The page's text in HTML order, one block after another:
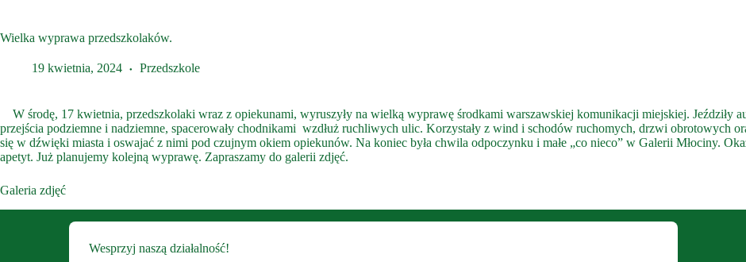
Wielka wyprawa przedszkolaków.
19 kwietnia, 2024 Przedszkole
W środę, 17 kwietnia, przedszkolaki wraz z opiekunami, wyruszyły na wielką wyprawę środkami warszawskiej komunikacji miejskiej. Jeździły
przejścia podziemne i nadziemne, spacerowały chodnikami wzdłuż ruchliwych ulic. Korzystały z wind i schodów ruchomych, drzwi obrotowych
się w dźwięki miasta i oswajać z nimi pod czujnym okiem opiekunów. Na koniec była chwila odpoczynku i małe „co nieco” w Galerii Młociny.
apetyt. Już planujemy kolejną wyprawę. Zapraszamy do galerii zdjęć.
Galeria zdjęć
Wesprzyj naszą działalność!